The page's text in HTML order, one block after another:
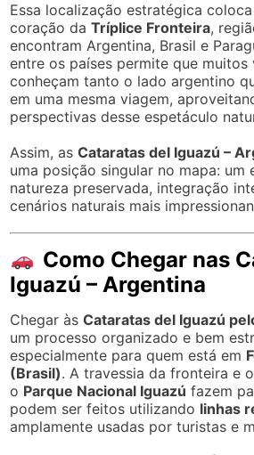
Essa localização estratégica
coração daTríplice Fronteira,
encontram Argentina, Brasil e
entre os países permite que muitos
conheçam tanto o lado argentino
em uma mesma viagem,
perspectivas desse espetáculo
Assim, asCataratas del Iguazú –
uma posição singular no mapa: um
natureza preservada, integração
cenários naturais mais
Como Chegar nas
Iguazú – Argentina
Chegar àsCataratas del Iguazú
um processo organizado e bem
especialmente para quem está em
(Brasil). A travessia da fronteira e
o Parque Nacional Iguazú fazem
podem ser feitos utilizando linhas
amplamente usadas por turistas e